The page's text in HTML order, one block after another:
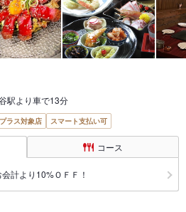
駅より車で13分
ラス対象店 スマート支払い可
コース
計より10%ＯＦＦ！